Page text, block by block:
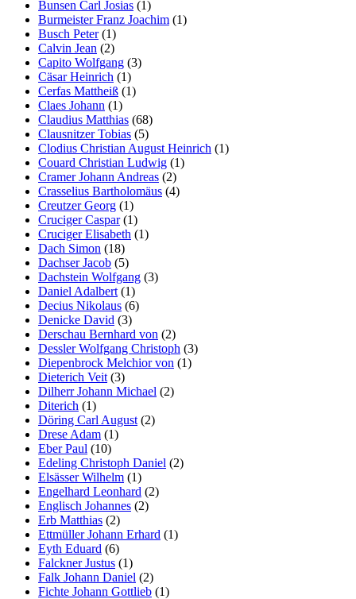
Bunsen Carl Josias (1)
Burmeister Franz Joachim (1)
Busch Peter(1)
Calvin Jean (2)
Capito Wolfgang (3)
Cäsar Heinrich (1)
Cerfas Mattheiß (1)
Claes Johann (1)
Claudius Matthias (68)
Clausnitzer Tobias (5)
Clodius Christian August Heinrich (1)
Couard Christian Ludwig (1)
Cramer Johann Andreas (2)
Crasselius Bartholomäus (4)
Creutzer Georg (1)
Cruciger Caspar(1)
Cruciger Elisabeth (1)
Dach Simon (18)
Dachser Jacob (5)
Dachstein Wolfgang (3)
Daniel Adalbert (1)
Decius Nikolaus (6)
Denicke David (3)
Derschau Bernhard von (2)
Dessler Wolfgang Christoph (3)
Diepenbrock Melchior von (1)
Dieterich Veit (3)
Dilherr Johann Michael (2)
Diterich (1)
Döring Carl August (2)
Drese Adam (1)
Eber Paul (10)
Edeling Christoph Daniel (2)
Elsässer Wilhelm (1)
Engelhard Leonhard (2)
Englisch Johannes (2)
Erb Matthias (2)
Ettmüller Johann Erhard (1)
Eyth Eduard (6)
Falckner Justus (1)
Falk Johann Daniel (2)
Fichte Johann Gottlieb (1)